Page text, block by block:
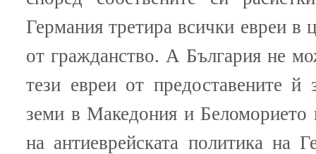
Германия третира всички евреи в
от гражданство. А България не
тези евреи от предоставените й
земи в Македония и Беломорието
на антиеврейската политика на